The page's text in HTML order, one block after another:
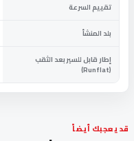
تقييم السرعة
بلد المنشأ
إطار قابل للسير بعد الثقب
(Runflat)
قد يعجبك أيضاً